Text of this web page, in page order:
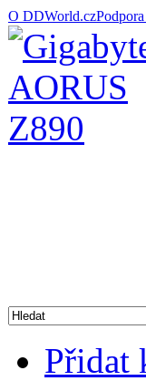
O DDWorld.cz
Přidat